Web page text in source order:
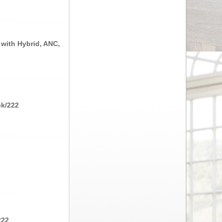
Hybrid, ANC,
222